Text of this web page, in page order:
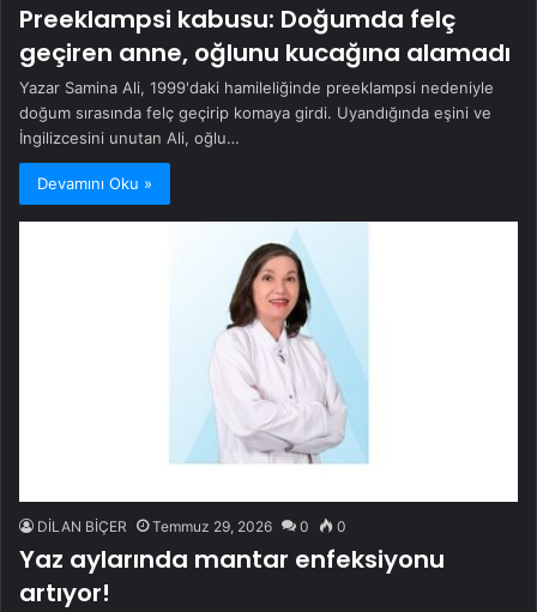
Preeklampsi kabusu: Doğumda felç
geçiren anne, oğlunu kucağına alamadı
Yazar Samina Ali, 1999'daki hamileliğinde preeklampsi nedeniyle
doğum sırasında felç geçirip komaya girdi. Uyandığında eşini ve
İngilizcesini unutan Ali, oğlu…
Devamını Oku »
DİLAN BİÇER Temmuz 29, 2026 0 0
Yaz aylarında mantar enfeksiyonu
artıyor!